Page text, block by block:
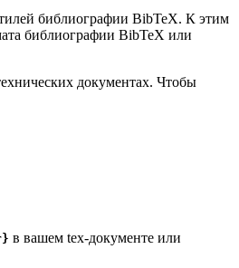
библиографии BibTeX. К этим
библиографии BibTeX или
документах. Чтобы
в вашем tex-документе или